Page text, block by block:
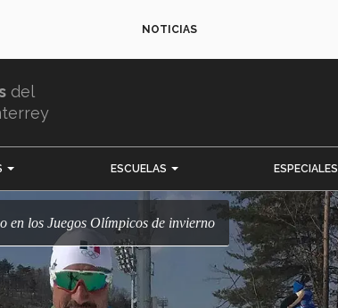
NOTICIAS
del
ESCUELAS ESPECIALES
en los Juegos Olímpicos de invierno